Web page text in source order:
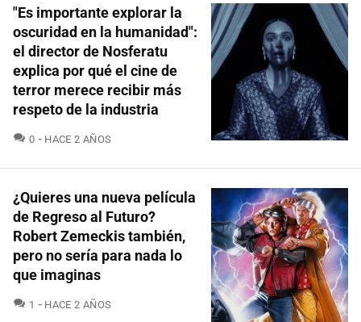
"Es importante explorar la
oscuridad en la humanidad":
el director de Nosferatu
explica por qué el cine de
terror merece recibir más
respeto de la industria
0 COMENTARIOS
HACE 2 AÑOS
¿Quieres una nueva película
de Regreso al Futuro?
Robert Zemeckis también,
pero no sería para nada lo
que imaginas
1 COMENTARIOS
HACE 2 AÑOS